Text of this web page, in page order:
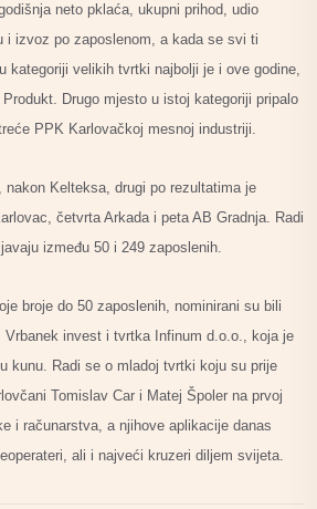
neto pklaća, ukupni prihod, udio
i izvoz po zaposlenom, a kada se svi ti
kategoriji velikih tvrtki najbolji je i ove godine,
Drugo mjesto u istoj kategoriji pripalo
PPK Karlovačkoj mesnoj industriji.
nakon Kelteksa, drugi po rezultatima je
četvrta Arkada i peta AB Gradnja. Radi
između 50 i 249 zaposlenih.
broje do 50 zaposlenih, nominirani su bili
Vrbanek invest i tvrtka Infinum d.o.o., koja je
kunu. Radi se o mladoj tvrtki koju su prije
Tomislav Car i Matej Špoler na prvoj
i računarstva, a njihove aplikacije danas
ali i najveći kruzeri diljem svijeta.